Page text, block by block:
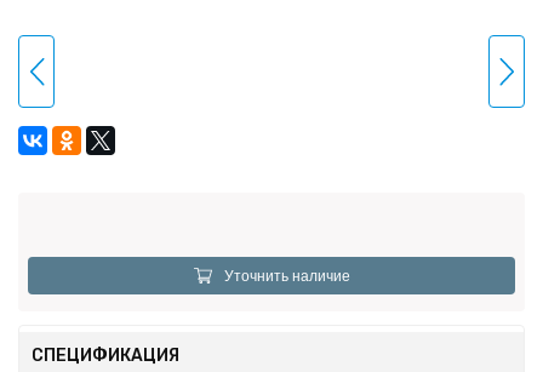
Уточнить наличие
СПЕЦИФИКАЦИЯ